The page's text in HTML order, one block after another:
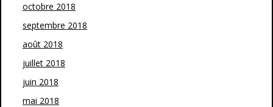
octobre 2018
septembre 2018
août 2018
juillet 2018
juin 2018
mai 2018